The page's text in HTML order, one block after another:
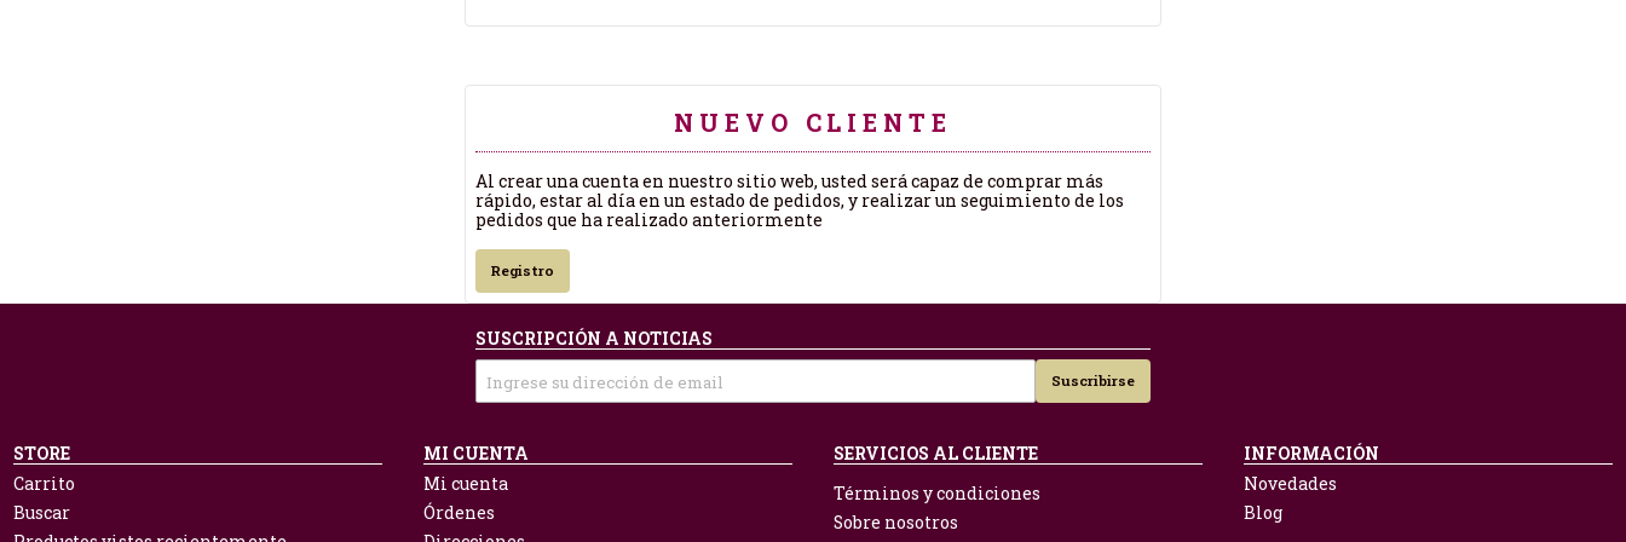
NUEVO CLIENTE
Al crear una cuenta en nuestro sitio web, usted será capaz de comprar más
rápido, estar al día en un estado de pedidos, y realizar un seguimiento de los
pedidos que ha realizado anteriormente
Registro
SUSCRIPCIÓN A NOTICIAS
Suscribirse
STORE
Carrito
Buscar
MI CUENTA
Mi cuenta
Órdenes
SERVICIOS AL CLIENTE
Términos y condiciones
Sobre nosotros
INFORMACIÓN
Novedades
Blog